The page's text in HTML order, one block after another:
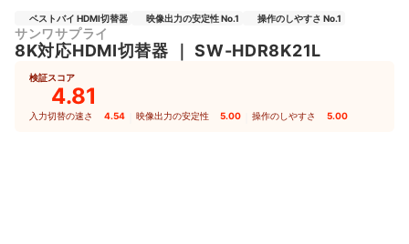
ベストバイ HDMI切替器 映像出力の安定性 No.1 操作のしやすさ No.1
サンワサプライ
8K対応HDMI切替器 ｜SW-HDR8K21L
検証スコア
4.81
入力切替の速さ 4.54 映像出力の安定性 5.00 操作のしやすさ 5.00